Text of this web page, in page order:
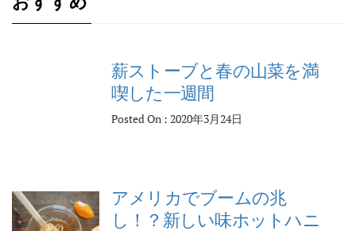
薪ストーブと春の山菜を満
喫した一週間
Posted On : 2020年3月24日
アメリカでブームの兆
し！？新しい味ホットハニ